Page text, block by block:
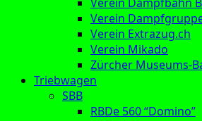
Verein
Verein Extrazug.ch
Verein Mikado
Zürcher Museums-
Triebwagen
SBB
RBDe 560 “Domino”